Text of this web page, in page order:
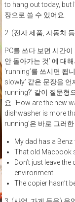
to hang out today, but
장으로 쓸 수 있어요.
2. (전자 제품, 자동차
PC를 쓰다 보면 시간
안 돌아가는 것’ 에 대
‘running’를 쓰시면 됩
slowly’ 같은 문장을
running?’ 같이 질문형
요. ‘How are the new
dishwasher is more
running’은 바로 그러
My dad has a
That old Macbook
Don’t just leave
environment.
The copier hasn’t